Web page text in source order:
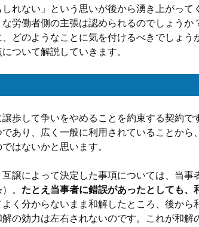
れない」という思いが後から湧き上がって
労働者側の主張は認められるのでしょうか
どのようなことに気を付けるべきでしょう
ついて解説していきます。
歩して争いをやめることを約束する契約で
あり、広く一般に利用されていることから
はないかと思います。
譲によって決定した事項については、当事
。 たとえ当事者に錯誤があったとしても、
く分からないまま和解したところ、後から
の効力は左右されないのです。これが和解